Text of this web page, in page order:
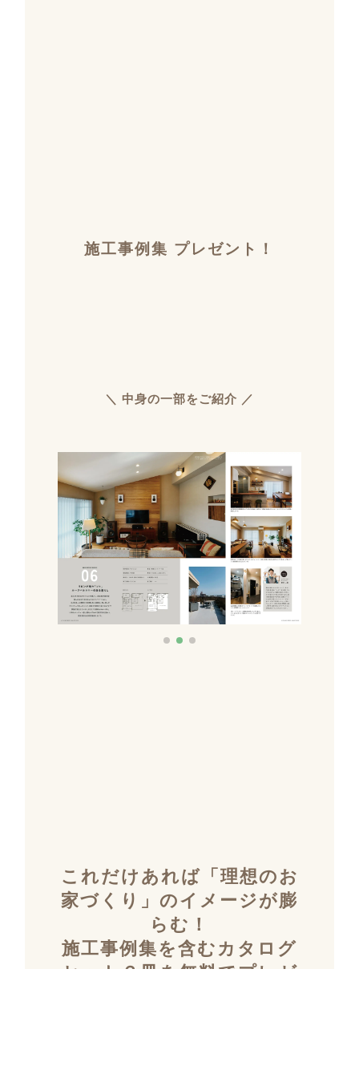
施工事例集 プレゼント！
＼ 中身の一部をご紹介 ／
これだけあれば「理想のお
家づくり」のイメージが膨
らむ！
施工事例集を含むカタログ
セット３冊を無料でプレゼ